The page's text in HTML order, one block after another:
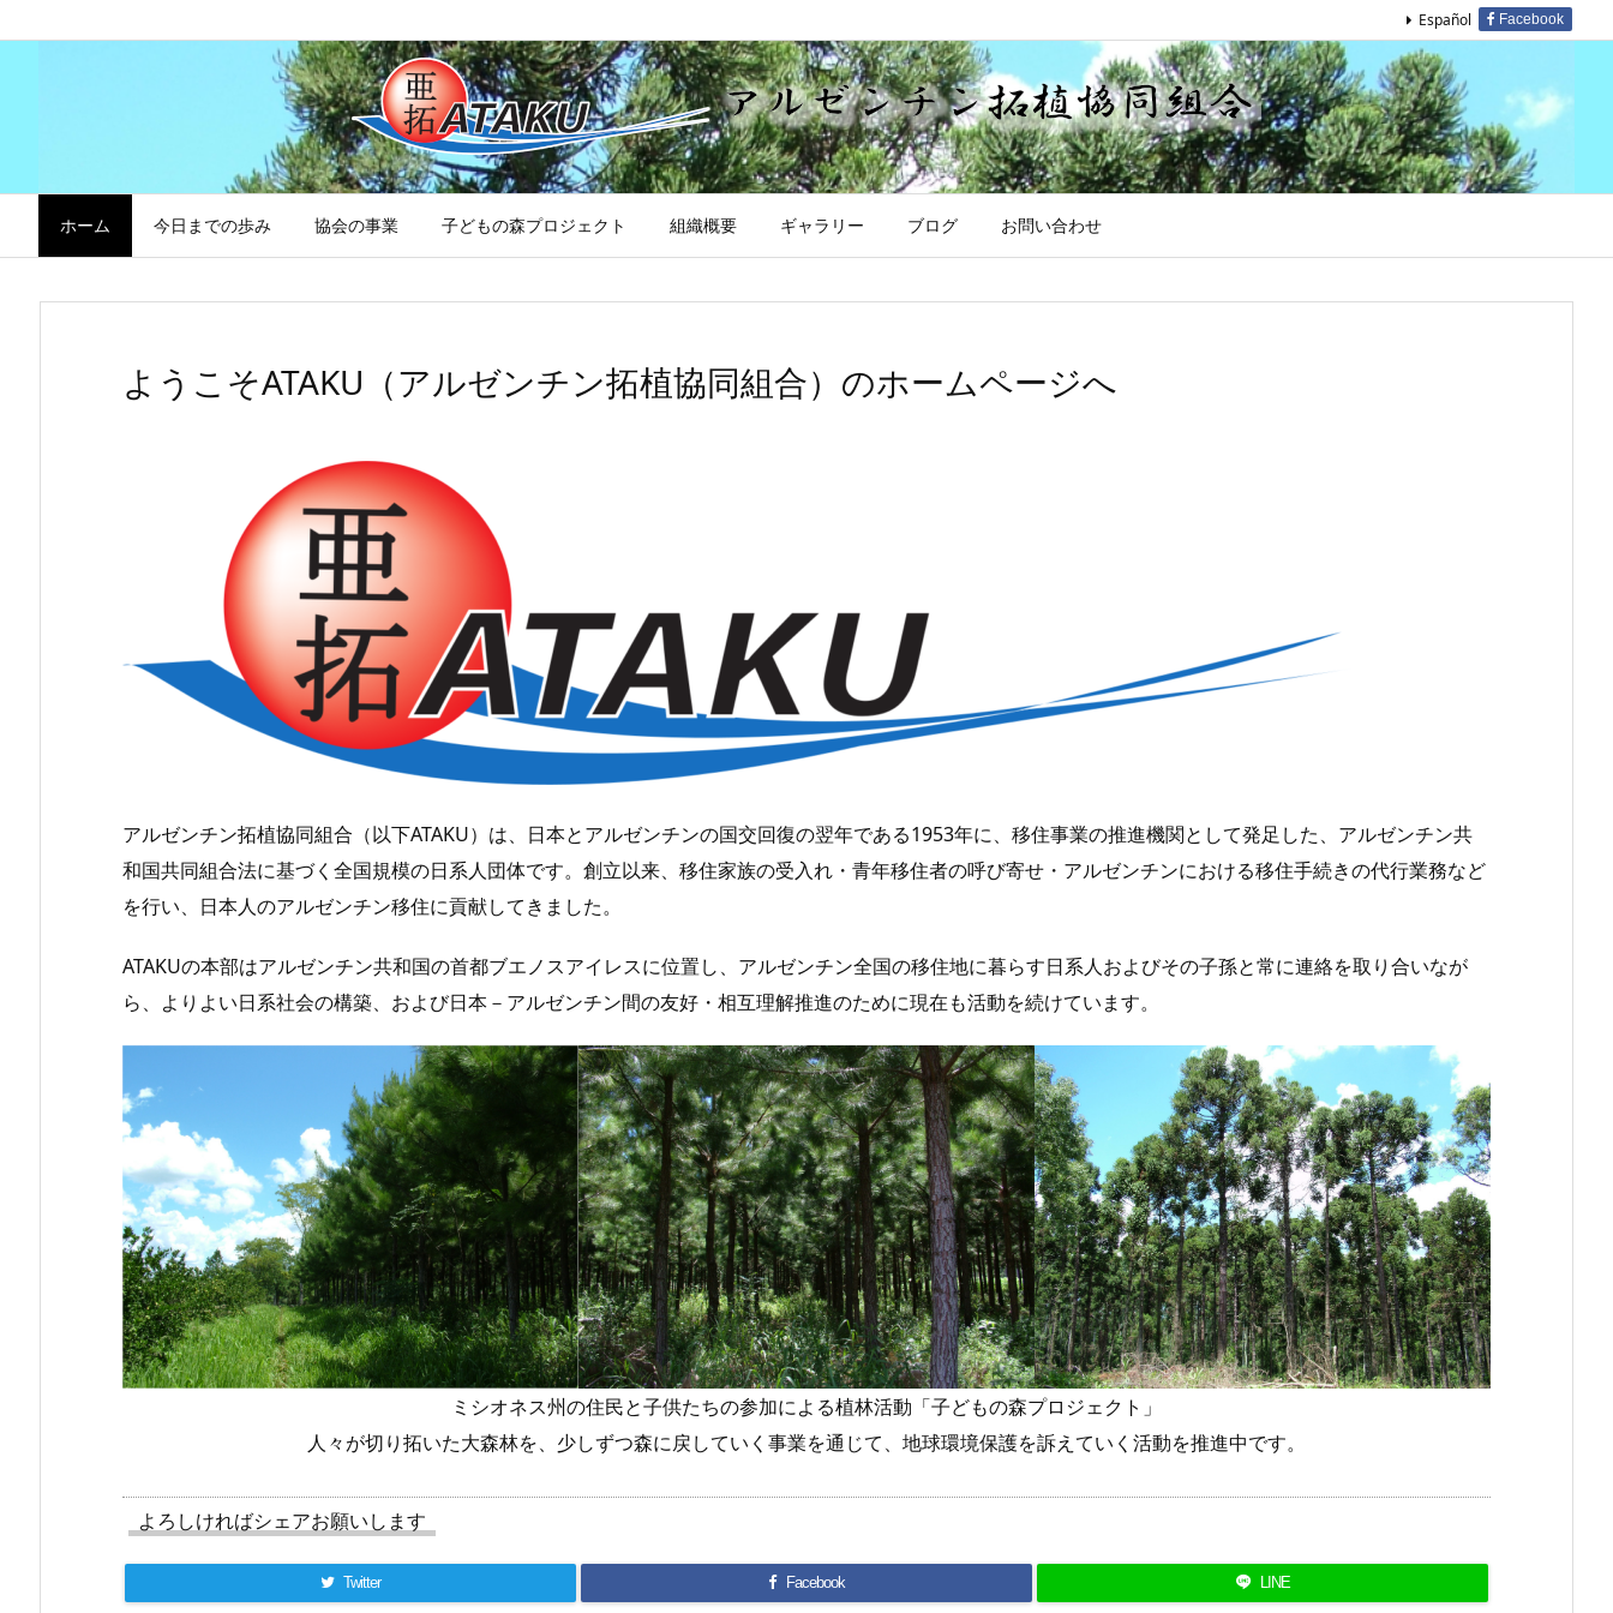
ホーム 今日までの歩み 協会の事業 子どもの森プロジェクト 組織概要 ギャラリー ブログ お問い合わせ
Español Facebook
ようこそATAKU（アルゼンチン拓植協同組合）のホームページへ
アルゼンチン拓植協同組合（以下ATAKU）は、日本とアルゼンチンの国交回復の翌年である1953年に、移住事業の推進機関として発足した、アルゼンチン共
和国共同組合法に基づく全国規模の日系人団体です。創立以来、移住家族の受入れ・青年移住者の呼び寄せ・アルゼンチンにおける移住手続きの代行業務など
を行い、日本人のアルゼンチン移住に貢献してきました。
ATAKUの本部はアルゼンチン共和国の首都ブエノスアイレスに位置し、アルゼンチン全国の移住地に暮らす日系人およびその子孫と常に連絡を取り合いなが
ら、よりよい日系社会の構築、および日本－アルゼンチン間の友好・相互理解推進のために現在も活動を続けています。
ミシオネス州の住民と子供たちの参加による植林活動「子どもの森プロジェクト」
人々が切り拓いた大森林を、少しずつ森に戻していく事業を通じて、地球環境保護を訴えていく活動を推進中です。
よろしければシェアお願いします
Twitter Facebook LINE